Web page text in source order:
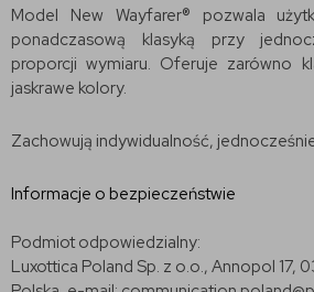
Model New Wayfarer® pozwala
ponadczasową klasyką przy
proporcji wymiaru. Oferuje zarówno
jaskrawe kolory.
Zachowują indywidualność,
Informacje o bezpieczeństwie
Podmiot odpowiedzialny:
Luxottica Poland Sp. z o.o., Annopol 17,